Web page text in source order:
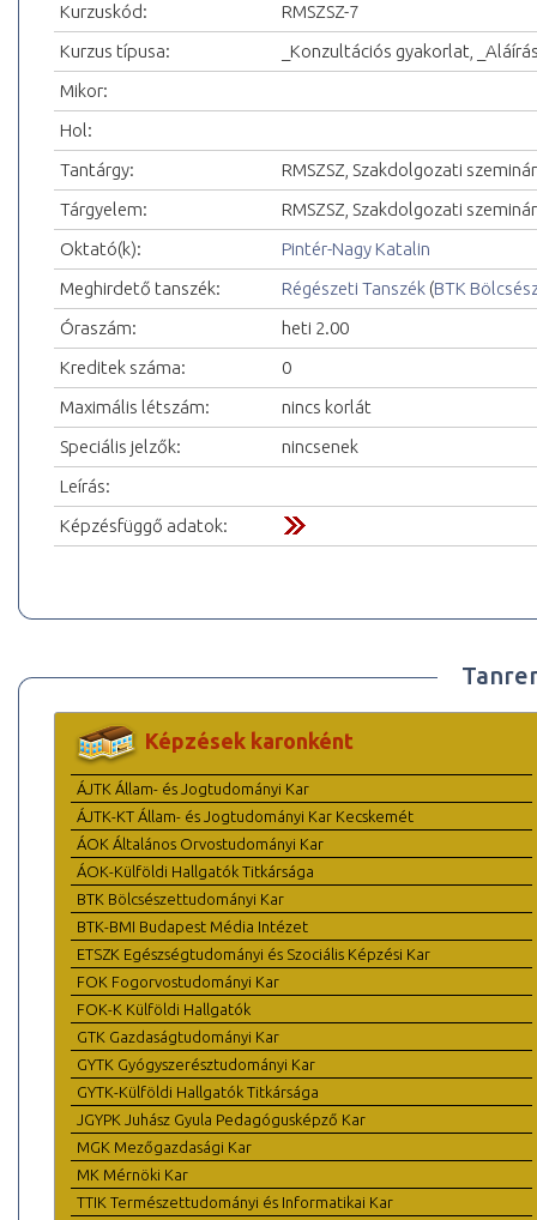
Kurzuskód:
RMSZSZ-7
Kurzus típusa:
_Konzultációs gyakorlat,
Mikor:
Hol:
Tantárgy:
RMSZSZ, Szakdolgozati
Tárgyelem:
RMSZSZ, Szakdolgozati
Oktató(k):
Pintér-Nagy Katalin
Meghirdető tanszék:
Régészeti Tanszék (BTK
Óraszám:
heti 2.00
Kreditek száma:
0
Maximális létszám:
nincs korlát
Speciális jelzők:
nincsenek
Leírás:
Képzésfüggő adatok:
Képzések karonként
ÁJTK Állam- és Jogtudományi Kar
ÁJTK-KT Állam- és Jogtudományi Kar Kecskemét
ÁOK Általános Orvostudományi Kar
ÁOK-Külföldi Hallgatók Titkársága
BTK Bölcsészettudományi Kar
BTK-BMI Budapest Média Intézet
ETSZK Egészségtudományi és Szociális Képzési Kar
FOK Fogorvostudományi Kar
FOK-K Külföldi Hallgatók
GTK Gazdaságtudományi Kar
GYTK Gyógyszerésztudományi Kar
GYTK-Külföldi Hallgatók Titkársága
JGYPK Juhász Gyula Pedagógusképző Kar
MGK Mezőgazdasági Kar
MK Mérnöki Kar
TTIK Természettudományi és Informatikai Kar